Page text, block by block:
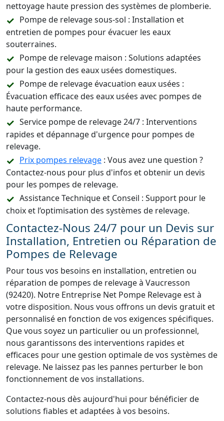
nettoyage haute pression des systèmes de plomberie.
Pompe de relevage sous-sol : Installation et
entretien de pompes pour évacuer les eaux
souterraines.
Pompe de relevage maison : Solutions adaptées
pour la gestion des eaux usées domestiques.
Pompe de relevage évacuation eaux usées :
Évacuation efficace des eaux usées avec pompes de
haute performance.
Service pompe de relevage 24/7 : Interventions
rapides et dépannage d'urgence pour pompes de
relevage.
Prix pompes relevage : Vous avez une question ?
Contactez-nous pour plus d'infos et obtenir un devis
pour les pompes de relevage.
Assistance Technique et Conseil : Support pour le
choix et l’optimisation des systèmes de relevage.
Contactez-Nous 24/7 pour un Devis sur
Installation, Entretien ou Réparation de
Pompes de Relevage
Pour tous vos besoins en installation, entretien ou
réparation de pompes de relevage à Vaucresson
(92420). Notre Entreprise Net Pompe Relevage est à
votre disposition. Nous vous offrons un devis gratuit et
personnalisé en fonction de vos exigences spécifiques.
Que vous soyez un particulier ou un professionnel,
nous garantissons des interventions rapides et
efficaces pour une gestion optimale de vos systèmes de
relevage. Ne laissez pas les pannes perturber le bon
fonctionnement de vos installations.
Contactez-nous dès aujourd'hui pour bénéficier de
solutions fiables et adaptées à vos besoins.